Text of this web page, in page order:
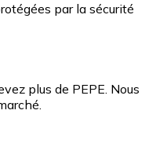
par la sécurité
plus de PEPE. Nous